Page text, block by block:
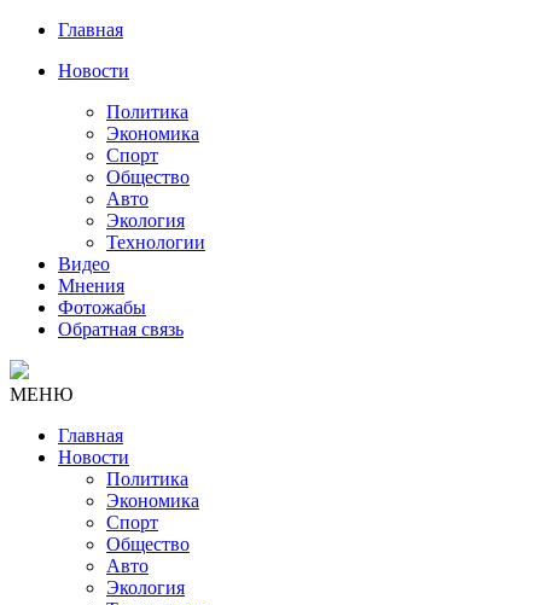
Главная
Новости
Политика
Экономика
Спорт
Общество
Авто
Экология
Технологии
Видео
Мнения
Фотожабы
Обратная связь
МЕНЮ
Главная
Новости
Политика
Экономика
Спорт
Общество
Авто
Экология